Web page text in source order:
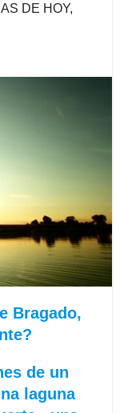
DE HOY,
Bragado,
de un
laguna